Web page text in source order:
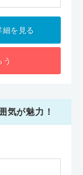
細を見る
う
気が魅力！